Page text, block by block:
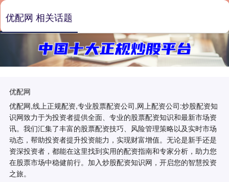
优配网
优配网,线上正规配资,专业股票配资公司,网上配资公司:炒股配资知
识网致力于为投资者提供全面、专业的股票配资知识和最新市场资
讯。我们汇集了丰富的股票配资技巧、风险管理策略以及实时市场
动态，帮助投资者提升投资能力，实现财富增值。无论是新手还是
资深投资者，都能在这里找到实用的配资指南和专家分析，助力您
在股票市场中稳健前行。加入炒股配资知识网，开启您的智慧投资
之旅。
优配网 相关话题